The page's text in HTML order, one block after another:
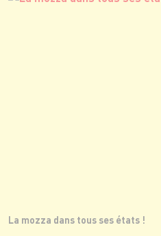
La mozza dans tous ses états !